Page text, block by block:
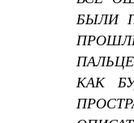
БЫЛИ
КАК